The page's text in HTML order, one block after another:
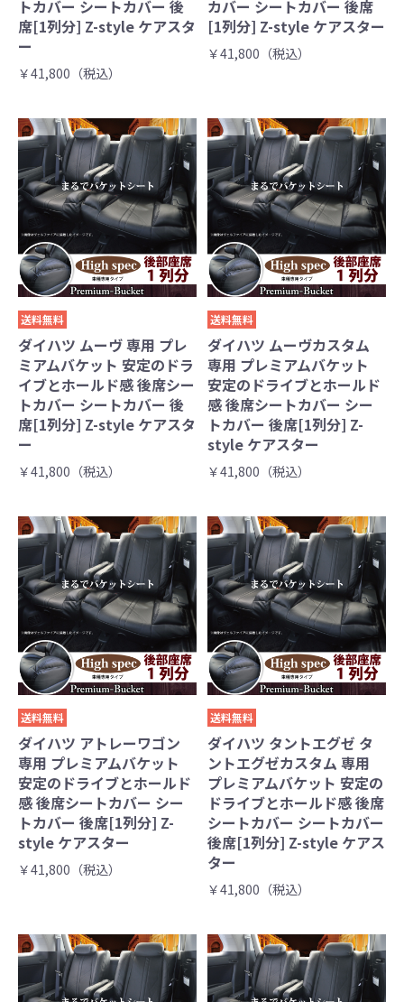
トカバー シートカバー 後
席[1列分] Z-style ケアスタ
ー
￥41,800（税込）
カバー シートカバー 後席
[1列分] Z-style ケアスター
￥41,800（税込）
送料無料
ダイハツ ムーヴ 専用 プレ
ミアムバケット 安定のドラ
イブとホールド感 後席シー
トカバー シートカバー 後
席[1列分] Z-style ケアスタ
ー
￥41,800（税込）
送料無料
ダイハツ ムーヴカスタム
専用 プレミアムバケット
安定のドライブとホールド
感 後席シートカバー シー
トカバー 後席[1列分] Z-
style ケアスター
￥41,800（税込）
送料無料
ダイハツ アトレーワゴン
専用 プレミアムバケット
安定のドライブとホールド
感 後席シートカバー シー
トカバー 後席[1列分] Z-
style ケアスター
￥41,800（税込）
送料無料
ダイハツ タントエグゼ タ
ントエグゼカスタム 専用
プレミアムバケット 安定の
ドライブとホールド感 後席
シートカバー シートカバー
後席[1列分] Z-style ケアス
ター
￥41,800（税込）